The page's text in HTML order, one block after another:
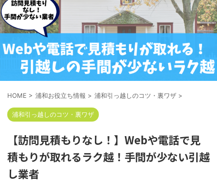
HOME > 浦和お役立ち情報 > 浦和引っ越しのコツ・裏ワザ >
浦和引っ越しのコツ・裏ワザ
【訪問見積もりなし！】Webや電話で見
積もりが取れるラク越！手間が少ない引越
し業者